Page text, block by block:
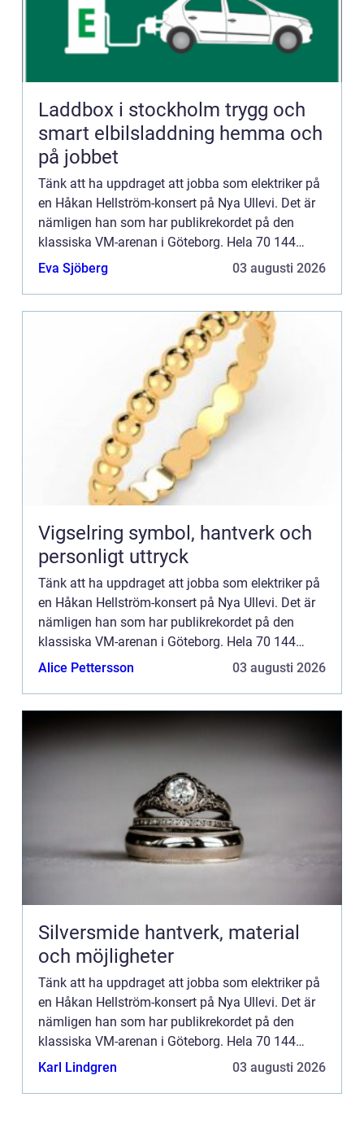
Laddbox i stockholm trygg och
smart elbilsladdning hemma och
på jobbet
Tänk att ha uppdraget att jobba som elektriker på
en Håkan Hellström-konsert på Nya Ullevi. Det är
nämligen han som har publikrekordet på den
klassiska VM-arenan i Göteborg. Hela 70 144
personer såg artisten uppträda sommaren 2016.
Eva Sjöberg 03 augusti 2026
Vigselring symbol, hantverk och
personligt uttryck
Tänk att ha uppdraget att jobba som elektriker på
en Håkan Hellström-konsert på Nya Ullevi. Det är
nämligen han som har publikrekordet på den
klassiska VM-arenan i Göteborg. Hela 70 144
personer såg artisten uppträda sommaren 2016.
Alice Pettersson 03 augusti 2026
Silversmide hantverk, material
och möjligheter
Tänk att ha uppdraget att jobba som elektriker på
en Håkan Hellström-konsert på Nya Ullevi. Det är
nämligen han som har publikrekordet på den
klassiska VM-arenan i Göteborg. Hela 70 144
personer såg artisten uppträda sommaren 2016.
Karl Lindgren 03 augusti 2026